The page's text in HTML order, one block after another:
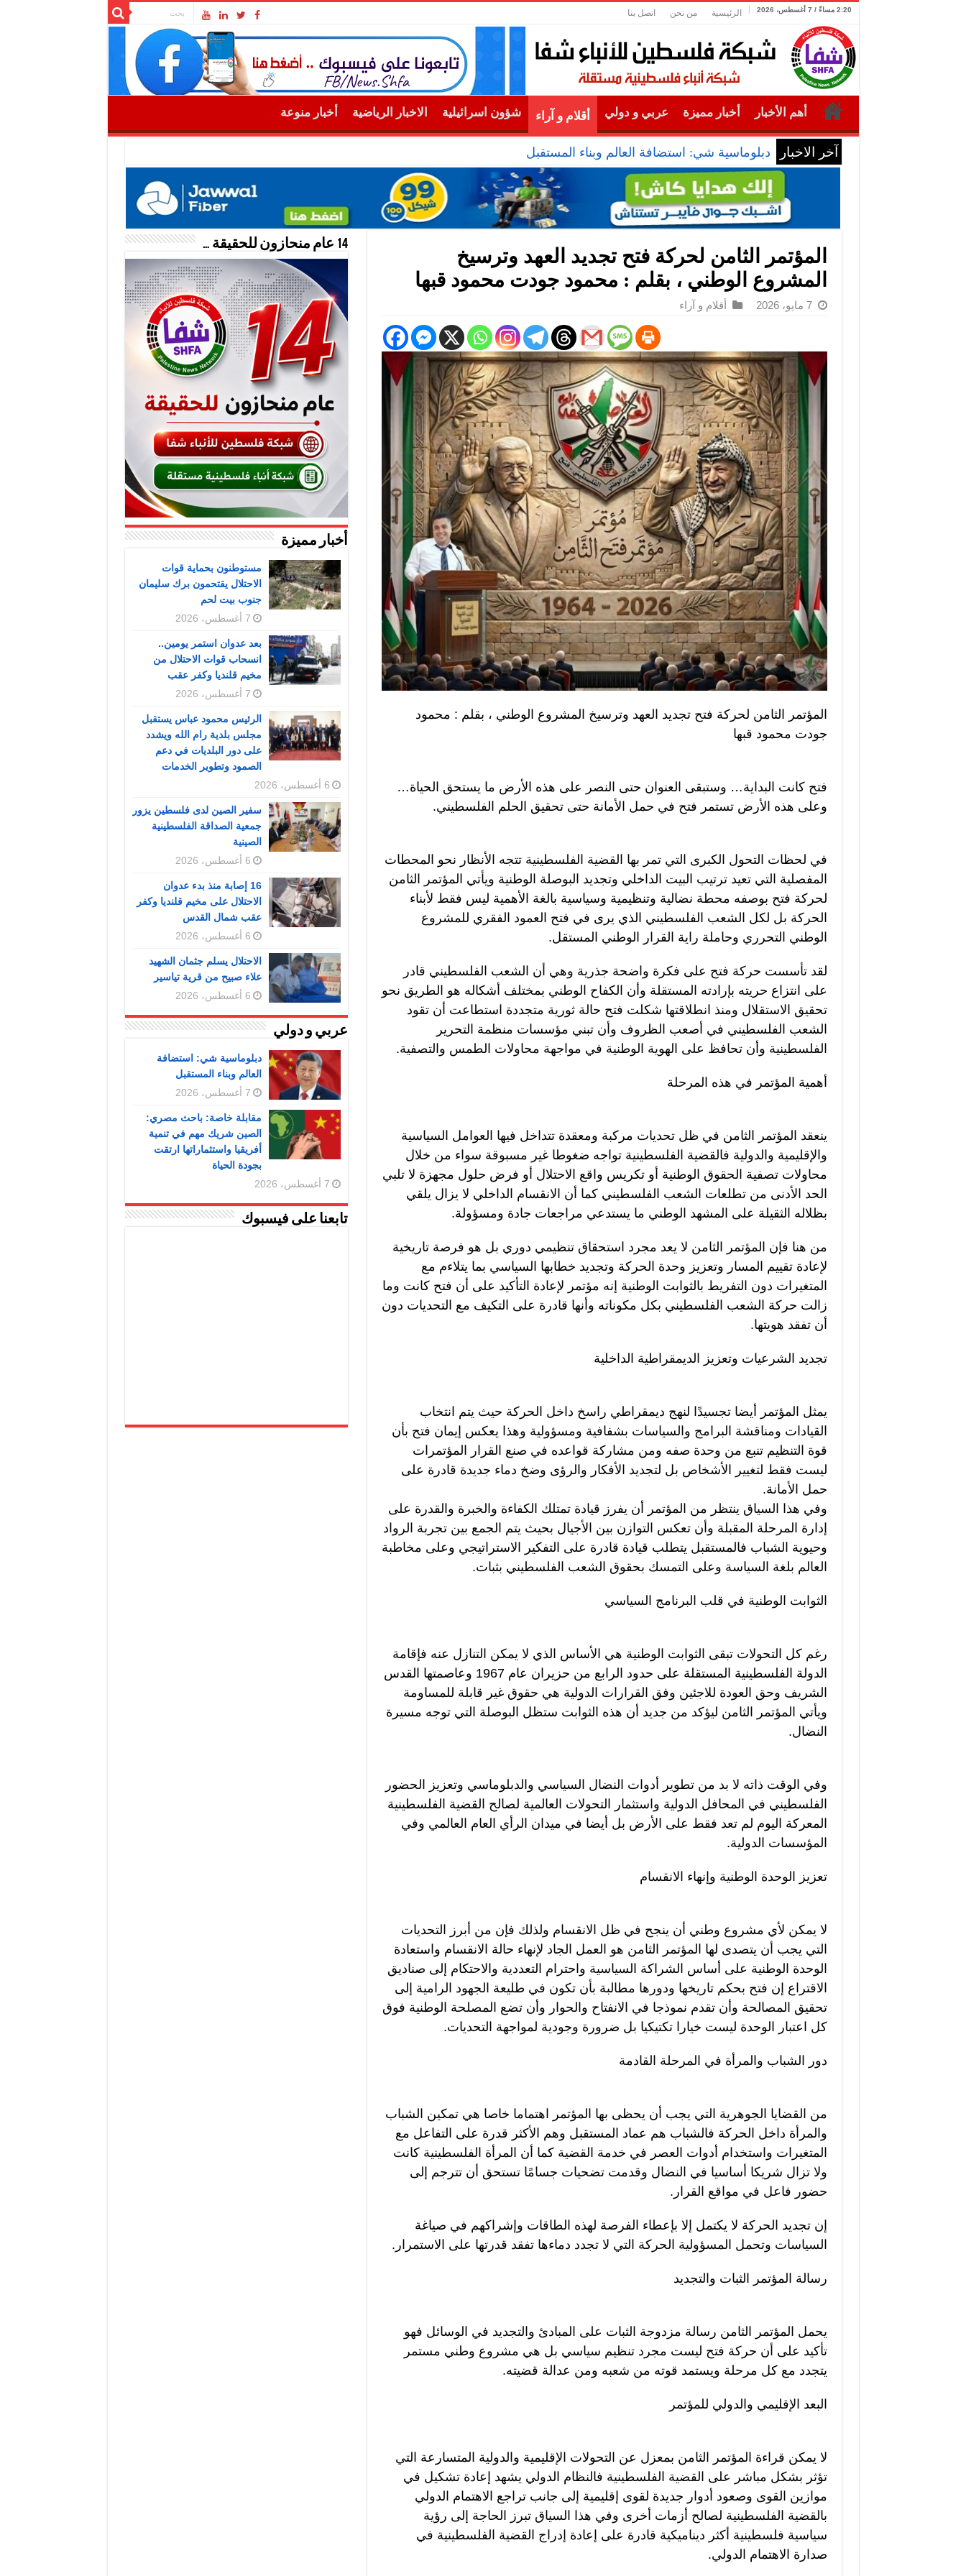
2:20 مساءً / 7 أغسطس، 2026 الرئيسية من نحن اتصل بنا
أهم الأخبار أخبار مميزة عربي و دولي أقلام و آراء شؤون اسرائيلية الاخبار الرياضية أخبار منوعة
آخر الاخبار دبلوماسية شي: استضافة العالم وبناء المستقبل
المؤتمر الثامن لحركة فتح تجديد العهد وترسيخ
المشروع الوطني ، بقلم : محمود جودت محمود قبها
7 مايو، 2026 أقلام و آراء
المؤتمر الثامن لحركة فتح تجديد العهد وترسيخ المشروع الوطني ، بقلم : محمود
جودت محمود قبها
فتح كانت البداية… وستبقى العنوان حتى النصر على هذه الأرض ما يستحق الحياة…
وعلى هذه الأرض تستمر فتح في حمل الأمانة حتى تحقيق الحلم الفلسطيني.
في لحظات التحول الكبرى التي تمر بها القضية الفلسطينية تتجه الأنظار نحو المحطات
المفصلية التي تعيد ترتيب البيت الداخلي وتجديد البوصلة الوطنية ويأتي المؤتمر الثامن
لحركة فتح بوصفه محطة نضالية وتنظيمية وسياسية بالغة الأهمية ليس فقط لأبناء
الحركة بل لكل الشعب الفلسطيني الذي يرى في فتح العمود الفقري للمشروع
الوطني التحرري وحاملة راية القرار الوطني المستقل.
لقد تأسست حركة فتح على فكرة واضحة جذرية وهي أن الشعب الفلسطيني قادر
على انتزاع حريته بإرادته المستقلة وأن الكفاح الوطني بمختلف أشكاله هو الطريق نحو
تحقيق الاستقلال ومنذ انطلاقتها شكلت فتح حالة ثورية متجددة استطاعت أن تقود
الشعب الفلسطيني في أصعب الظروف وأن تبني مؤسسات منظمة التحرير
الفلسطينية وأن تحافظ على الهوية الوطنية في مواجهة محاولات الطمس والتصفية.
أهمية المؤتمر في هذه المرحلة
ينعقد المؤتمر الثامن في ظل تحديات مركبة ومعقدة تتداخل فيها العوامل السياسية
والإقليمية والدولية فالقضية الفلسطينية تواجه ضغوطا غير مسبوقة سواء من خلال
محاولات تصفية الحقوق الوطنية أو تكريس واقع الاحتلال أو فرض حلول مجهزة لا تلبي
الحد الأدنى من تطلعات الشعب الفلسطيني كما أن الانقسام الداخلي لا يزال يلقي
بظلاله الثقيلة على المشهد الوطني ما يستدعي مراجعات جادة ومسؤولة.
من هنا فإن المؤتمر الثامن لا يعد مجرد استحقاق تنظيمي دوري بل هو فرصة تاريخية
لإعادة تقييم المسار وتعزيز وحدة الحركة وتجديد خطابها السياسي بما يتلاءم مع
المتغيرات دون التفريط بالثوابت الوطنية إنه مؤتمر لإعادة التأكيد على أن فتح كانت وما
زالت حركة الشعب الفلسطيني بكل مكوناته وأنها قادرة على التكيف مع التحديات دون
أن تفقد هويتها.
تجديد الشرعيات وتعزيز الديمقراطية الداخلية
يمثل المؤتمر أيضا تجسيدًا لنهج ديمقراطي راسخ داخل الحركة حيث يتم انتخاب
القيادات ومناقشة البرامج والسياسات بشفافية ومسؤولية وهذا يعكس إيمان فتح بأن
قوة التنظيم تنبع من وحدة صفه ومن مشاركة قواعده في صنع القرار المؤتمرات
ليست فقط لتغيير الأشخاص بل لتجديد الأفكار والرؤى وضخ دماء جديدة قادرة على
حمل الأمانة.
وفي هذا السياق ينتظر من المؤتمر أن يفرز قيادة تمتلك الكفاءة والخبرة والقدرة على
إدارة المرحلة المقبلة وأن تعكس التوازن بين الأجيال بحيث يتم الجمع بين تجربة الرواد
وحيوية الشباب فالمستقبل يتطلب قيادة قادرة على التفكير الاستراتيجي وعلى مخاطبة
العالم بلغة السياسة وعلى التمسك بحقوق الشعب الفلسطيني بثبات.
الثوابت الوطنية في قلب البرنامج السياسي
رغم كل التحولات تبقى الثوابت الوطنية هي الأساس الذي لا يمكن التنازل عنه فإقامة
الدولة الفلسطينية المستقلة على حدود الرابع من حزيران عام 1967 وعاصمتها القدس
الشريف وحق العودة للاجئين وفق القرارات الدولية هي حقوق غير قابلة للمساومة
ويأتي المؤتمر الثامن ليؤكد من جديد أن هذه الثوابت ستظل البوصلة التي توجه مسيرة
النضال.
وفي الوقت ذاته لا بد من تطوير أدوات النضال السياسي والدبلوماسي وتعزيز الحضور
الفلسطيني في المحافل الدولية واستثمار التحولات العالمية لصالح القضية الفلسطينية
المعركة اليوم لم تعد فقط على الأرض بل أيضا في ميدان الرأي العام العالمي وفي
المؤسسات الدولية.
تعزيز الوحدة الوطنية وإنهاء الانقسام
لا يمكن لأي مشروع وطني أن ينجح في ظل الانقسام ولذلك فإن من أبرز التحديات
التي يجب أن يتصدى لها المؤتمر الثامن هو العمل الجاد لإنهاء حالة الانقسام واستعادة
الوحدة الوطنية على أساس الشراكة السياسية واحترام التعددية والاحتكام إلى صناديق
الاقتراع إن فتح بحكم تاريخها ودورها مطالبة بأن تكون في طليعة الجهود الرامية إلى
تحقيق المصالحة وأن تقدم نموذجا في الانفتاح والحوار وأن تضع المصلحة الوطنية فوق
كل اعتبار الوحدة ليست خيارا تكتيكيا بل ضرورة وجودية لمواجهة التحديات.
دور الشباب والمرأة في المرحلة القادمة
من القضايا الجوهرية التي يجب أن يحظى بها المؤتمر اهتماما خاصا هي تمكين الشباب
والمرأة داخل الحركة فالشباب هم عماد المستقبل وهم الأكثر قدرة على التفاعل مع
المتغيرات واستخدام أدوات العصر في خدمة القضية كما أن المرأة الفلسطينية كانت
ولا تزال شريكا أساسيا في النضال وقدمت تضحيات جسامًا تستحق أن تترجم إلى
حضور فاعل في مواقع القرار.
إن تجديد الحركة لا يكتمل إلا بإعطاء الفرصة لهذه الطاقات وإشراكهم في صياغة
السياسات وتحمل المسؤولية الحركة التي لا تجدد دماءها تفقد قدرتها على الاستمرار.
رسالة المؤتمر الثبات والتجديد
يحمل المؤتمر الثامن رسالة مزدوجة الثبات على المبادئ والتجديد في الوسائل فهو
تأكيد على أن حركة فتح ليست مجرد تنظيم سياسي بل هي مشروع وطني مستمر
يتجدد مع كل مرحلة ويستمد قوته من شعبه ومن عدالة قضيته.
البعد الإقليمي والدولي للمؤتمر
لا يمكن قراءة المؤتمر الثامن بمعزل عن التحولات الإقليمية والدولية المتسارعة التي
تؤثر بشكل مباشر على القضية الفلسطينية فالنظام الدولي يشهد إعادة تشكيل في
موازين القوى وصعود أدوار جديدة لقوى إقليمية إلى جانب تراجع الاهتمام الدولي
بالقضية الفلسطينية لصالح أزمات أخرى وفي هذا السياق تبرز الحاجة إلى رؤية
سياسية فلسطينية أكثر ديناميكية قادرة على إعادة إدراج القضية الفلسطينية في
صدارة الاهتمام الدولي.
14 عام منحازون للحقيقة …
أخبار مميزة
مستوطنون بحماية قوات
الاحتلال يقتحمون برك سليمان
جنوب بيت لحم
7 أغسطس، 2026
بعد عدوان استمر يومين..
انسحاب قوات الاحتلال من
مخيم قلنديا وكفر عقب
7 أغسطس، 2026
الرئيس محمود عباس يستقبل
مجلس بلدية رام الله ويشدد
على دور البلديات في دعم
الصمود وتطوير الخدمات
6 أغسطس، 2026
سفير الصين لدى فلسطين يزور
جمعية الصداقة الفلسطينية
الصينية
6 أغسطس، 2026
16 إصابة منذ بدء عدوان
الاحتلال على مخيم قلنديا وكفر
عقب شمال القدس
6 أغسطس، 2026
الاحتلال يسلم جثمان الشهيد
علاء صبيح من قرية تياسير
6 أغسطس، 2026
عربي و دولي
دبلوماسية شي: استضافة
العالم وبناء المستقبل
7 أغسطس، 2026
مقابلة خاصة: باحث مصري:
الصين شريك مهم في تنمية
أفريقيا واستثماراتها ارتقت
بجودة الحياة
7 أغسطس، 2026
تابعنا على فيسبوك